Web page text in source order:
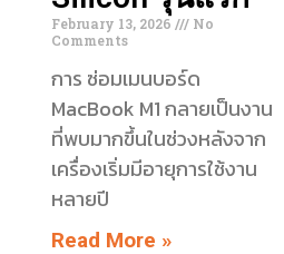
February 13, 2026
No
Comments
การ ซ่อมเมนบอร์ด
MacBook M1 กลายเป็นงาน
ที่พบมากขึ้นในช่วงหลังจาก
เครื่องเริ่มมีอายุการใช้งาน
หลายปี
Read More »